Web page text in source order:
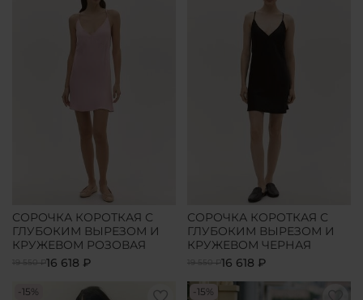
СОРОЧКА КОРОТКАЯ С
ГЛУБОКИМ ВЫРЕЗОМ И
КРУЖЕВОМ РОЗОВАЯ
19 550 ₽16 618 ₽
СОРОЧКА КОРОТКАЯ С
ГЛУБОКИМ ВЫРЕЗОМ И
КРУЖЕВОМ ЧЕРНАЯ
19 550 ₽16 618 ₽
-15% -15%